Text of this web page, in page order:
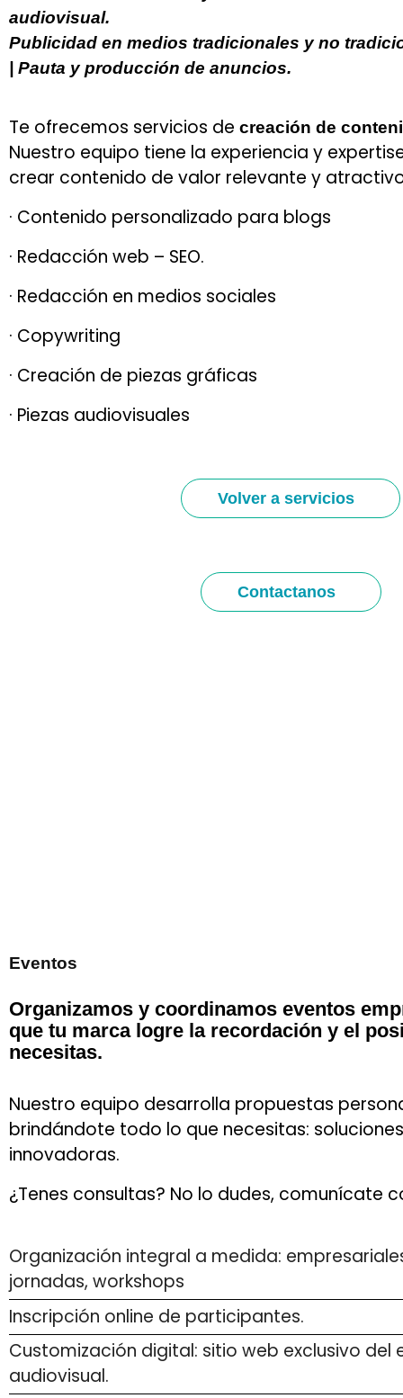
audiovisual.
Publicidad en medios tradicionales y no
| Pauta y producción de anuncios.
Te ofrecemos servicios de creación de
Nuestro equipo tiene la experiencia y
crear contenido de valor relevante y
· Contenido personalizado para blogs
· Redacción web – SEO.
· Redacción en medios sociales
· Copywriting
· Creación de piezas gráficas
· Piezas audiovisuales
Volver a servicios
Contactanos
Eventos
Organizamos y coordinamos eventos
que tu marca logre la recordación y el
necesitas.
Nuestro equipo desarrolla propuestas
brindándote todo lo que necesitas:
innovadoras.
¿Tenes consultas? No lo dudes, comunícate
Organización integral a medida:
jornadas, workshops
Inscripción online de participantes.
Customización digital: sitio web exclusivo
audiovisual.